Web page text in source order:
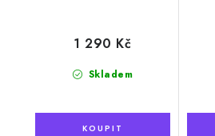
Skladem
1 290 Kč